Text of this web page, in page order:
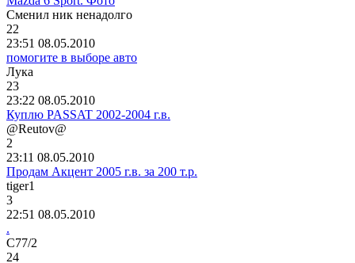
Сменил ник ненадолго
22
23:51 08.05.2010
помогите в выборе авто
Лyкa
23
23:22 08.05.2010
Куплю PASSAT 2002-2004 г.в.
@Reutov@
2
23:11 08.05.2010
Продам Акцент 2005 г.в. за 200 т.р.
tiger1
3
22:51 08.05.2010
.
С77/2
24